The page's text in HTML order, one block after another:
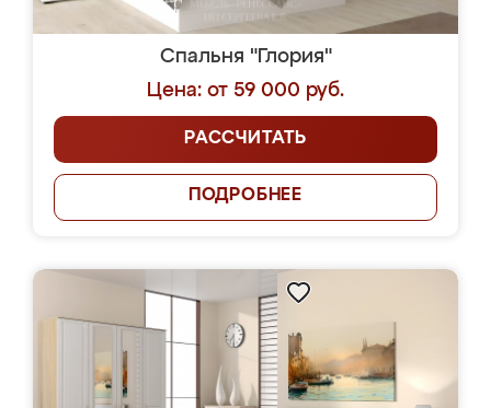
Спальня "Глория"
Цена: от 59 000 руб.
РАССЧИТАТЬ
ПОДРОБНЕЕ